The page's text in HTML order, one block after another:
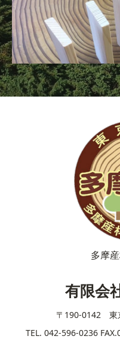
多摩
有限会
〒190-0142 東
TEL. 042-596-0236